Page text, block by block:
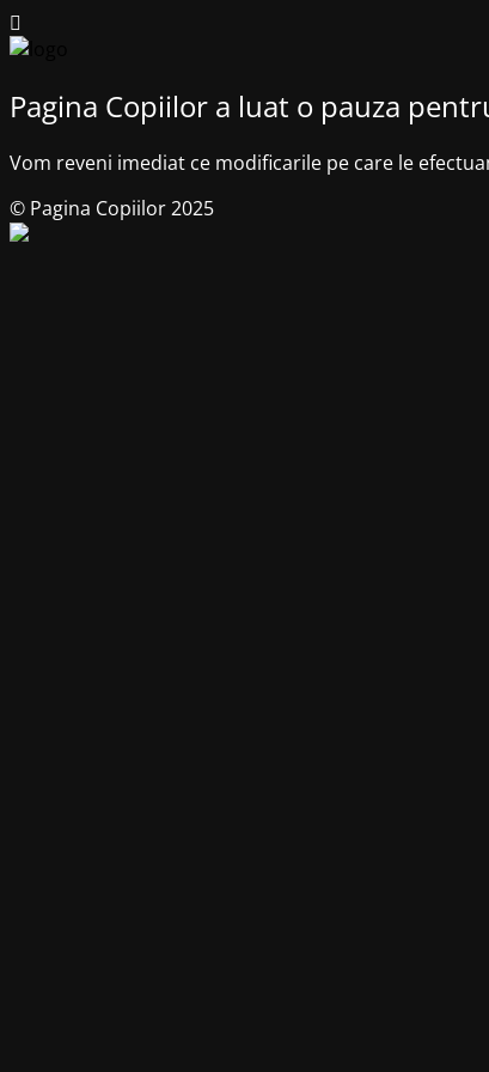
Pagina Copiilor a luat o pauza
Vom reveni imediat ce modificarile pe care le
© Pagina Copiilor 2025